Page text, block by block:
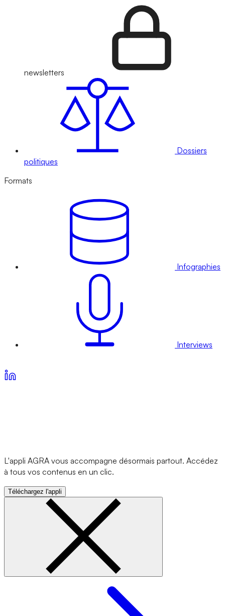
newsletters
Dossiers
politiques
Formats
Infographies
Interviews
L'appli AGRA vous accompagne désormais partout. Accédez
à tous vos contenus en un clic.
Téléchargez l'appli